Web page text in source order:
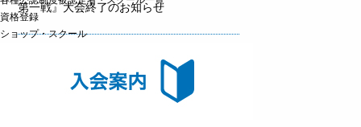
資格登録
ショップ・スクール
第一戦』大会終了のお知らせ
『ウインターカップ 2023』公示の掲載